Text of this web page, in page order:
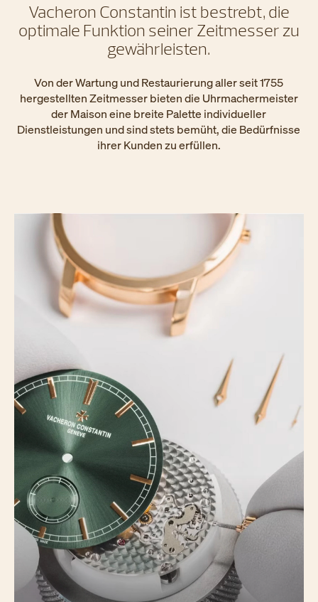
Vacheron Constantin ist bestrebt, die
optimale Funktion seiner Zeitmesser zu
gewährleisten.
Von der Wartung und Restaurierung aller seit 1755
hergestellten Zeitmesser bieten die Uhrmachermeister
der Maison eine breite Palette individueller
Dienstleistungen und sind stets bemüht, die Bedürfnisse
ihrer Kunden zu erfüllen.